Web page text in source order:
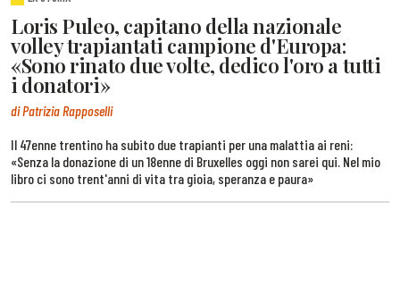
Loris Puleo, capitano della nazionale
volley trapiantati campione d'Europa:
«Sono rinato due volte, dedico l'oro a tutti
i donatori»
di Patrizia Rapposelli
Il 47enne trentino ha subito due trapianti per una malattia ai reni:
«Senza la donazione di un 18enne di Bruxelles oggi non sarei qui. Nel mio
libro ci sono trent'anni di vita tra gioia, speranza e paura»